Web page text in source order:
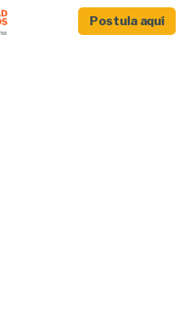
Postula aquí